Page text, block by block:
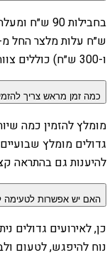
ו-300 ש״ח) כוללים צוות מלצרים מקצועי במחיר.
כמה זמן מראש צריך
מומלץ להזמין כמה
גדולים מומלץ
להיענות גם בהתראה קצרה יותר (24-48
האם יש אפשרות לטעימה
כן, לאירועים גדולים
נוח להיפגש, לטעום